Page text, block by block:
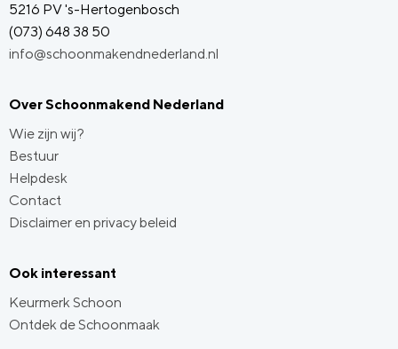
5216 PV 's-Hertogenbosch
(073) 648 38 50
info@schoonmakendnederland.nl
Over Schoonmakend Nederland
Wie zijn wij?
Bestuur
Helpdesk
Contact
Disclaimer en privacy beleid
Ook interessant
Keurmerk Schoon
Ontdek de Schoonmaak